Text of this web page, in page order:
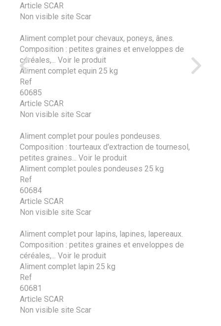
Article SCAR
Non visible site Scar
Aliment complet pour chevaux, poneys, ânes.
Composition : petites graines et enveloppes de
céréales,...
Voir le produit
Aliment complet equin 25 kg
Ref
60685
Article SCAR
Non visible site Scar
Aliment complet pour poules pondeuses.
Composition : tourteaux d'extraction de tournesol,
petites graines...
Voir le produit
Aliment complet poules pondeuses 25 kg
Ref
60684
Article SCAR
Non visible site Scar
Aliment complet pour lapins, lapines, lapereaux.
Composition : petites graines et enveloppes de
céréales,...
Voir le produit
Aliment complet lapin 25 kg
Ref
60681
Article SCAR
Non visible site Scar